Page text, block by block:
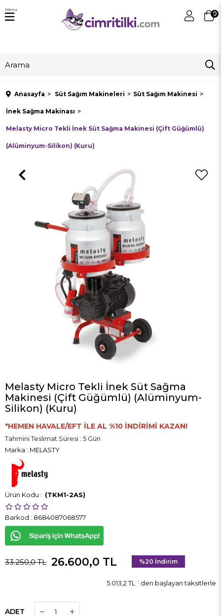
0
Menu
Anasayfa Süt Sağım Makineleri Süt Sağım Makinesi
İnek Sağma Makinası
Melasty Micro Tekli İnek Süt Sağma Makinesi (Çift Güğümlü)
(Alüminyum-Silikon) (Kuru)
Melasty Micro Tekli İnek Süt Sağma
Makinesi (Çift Güğümlü) (Alüminyum-
Silikon) (Kuru)
*HEMEN HAVALE/EFT İLE AL %10 İNDİRİMİ KAZAN!
Tahmini Teslimat Süresi : 5 Gün
Marka : MELASTY
(TKM1-2AS)
Barkod : 8684087068577
33.250,0 TL 26.600,0 TL %20 İndirim
5.013,2 TL `den başlayan taksitlerle
ADET